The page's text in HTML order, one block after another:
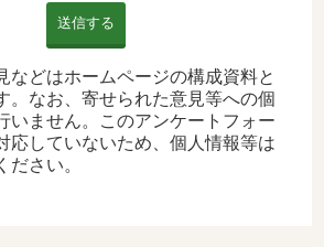
送信する
などはホームページの構成資料と
。なお、寄せられた意見等への個
いません。このアンケートフォー
応していないため、個人情報等は
ださい。